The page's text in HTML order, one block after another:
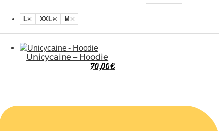
L XXL M
Unicycaine – Hoodie
70,00€